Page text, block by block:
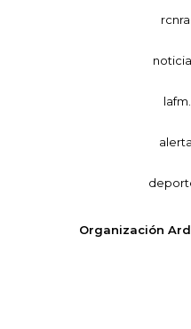
Organización